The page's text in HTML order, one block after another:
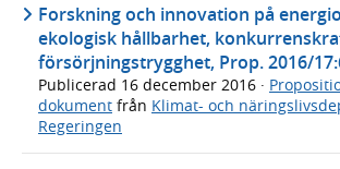
Forskning och innovation på
ekologisk hållbarhet,
försörjningstrygghet, Prop. 2016/
Publicerad 16 december 2016 ·
dokument från Klimat- och
Regeringen